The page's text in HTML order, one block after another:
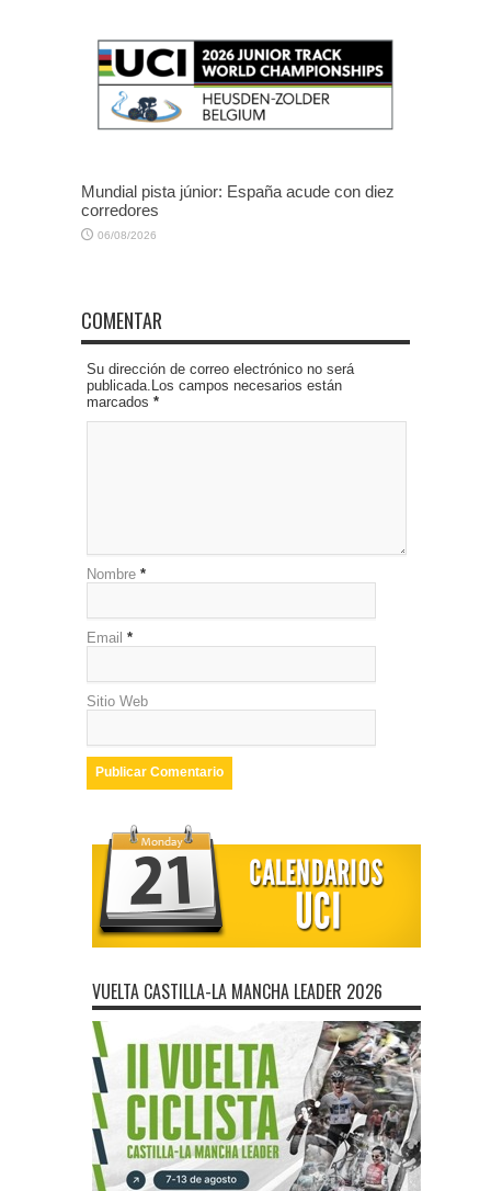
Mundial pista júnior: España acude con diez
corredores
06/08/2026
COMENTAR
Su dirección de correo electrónico no será
publicada.Los campos necesarios están
marcados *
Nombre *
Email *
Sitio Web
VUELTA CASTILLA-LA MANCHA LEADER 2026